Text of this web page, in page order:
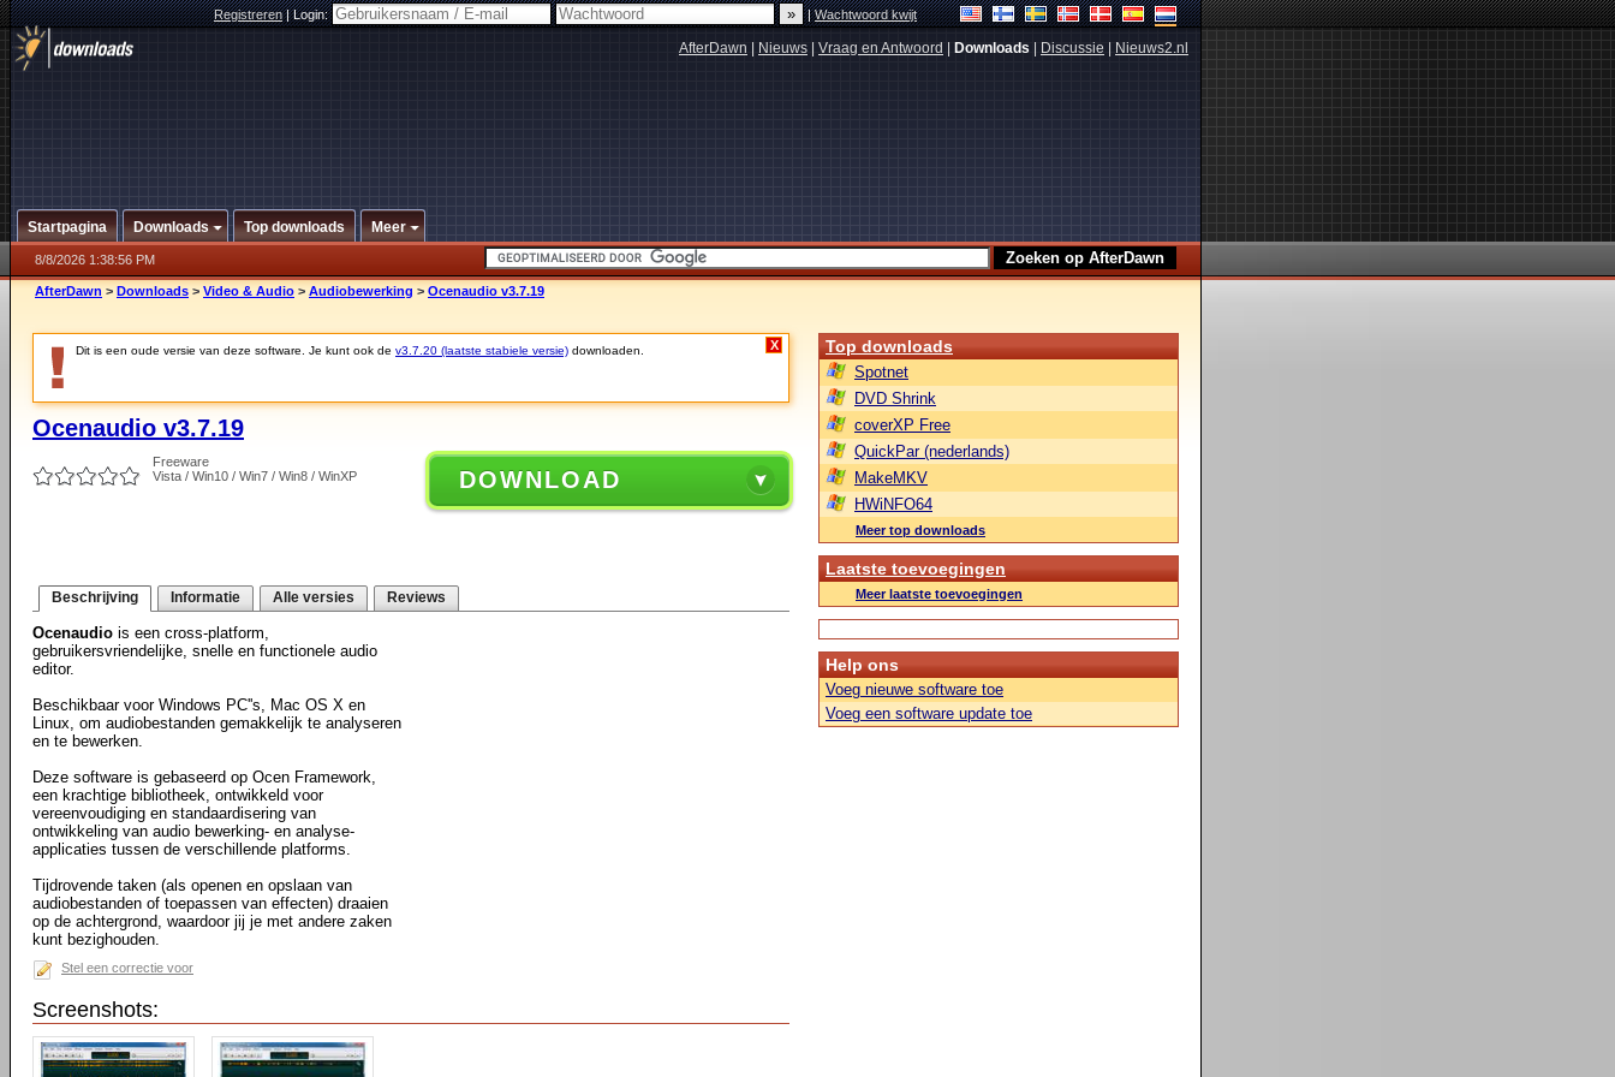
Registreren|Login: |Wachtwoord kwijt
AfterDawn Nieuws Vraag en Antwoord Downloads Discussie Nieuws2.nl
Startpagina Downloads Top downloads Meer
8/8/2026 1:38:56 PM
AfterDawn > Downloads > Video & Audio > Audiobewerking > Ocenaudio v3.7.19
Dit is een oude versie van deze software. Je kunt ook de v3.7.20 (laatste stabiele versie) downloaden. X
Ocenaudio v3.7.19
Freeware
Vista / Win10 / Win7 / Win8 / WinXP
DOWNLOAD
Beschrijving Informatie Alle versies Reviews
Ocenaudio is een cross-platform,
gebruikersvriendelijke, snelle en functionele audio
editor.
Beschikbaar voor Windows PC''s, Mac OS X en
Linux, om audiobestanden gemakkelijk te analyseren
en te bewerken.
Deze software is gebaseerd op Ocen Framework,
een krachtige bibliotheek, ontwikkeld voor
vereenvoudiging en standaardisering van
ontwikkeling van audio bewerking- en analyse-
applicaties tussen de verschillende platforms.
Tijdrovende taken (als openen en opslaan van
audiobestanden of toepassen van effecten) draaien
op de achtergrond, waardoor jij je met andere zaken
kunt bezighouden.
Stel een correctie voor
Screenshots:
Top downloads
Spotnet
DVD Shrink
coverXP Free
QuickPar (nederlands)
MakeMKV
HWiNFO64
Meer top downloads
Laatste toevoegingen
Meer laatste toevoegingen
Help ons
Voeg nieuwe software toe
Voeg een software update toe